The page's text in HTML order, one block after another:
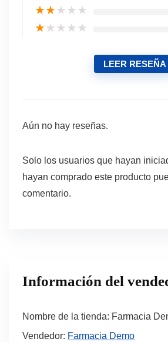
★★★★★
★★★★★
LEER RESEÑA
Aún no hay reseñas.
Solo los usuarios que hayan
hayan comprado este producto
comentario.
Información del
Nombre de la tienda: Farmacia
Vendedor: Farmacia Demo